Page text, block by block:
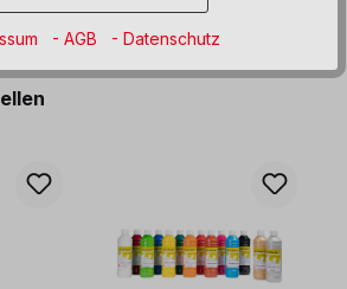
- AGB - Datenschutz